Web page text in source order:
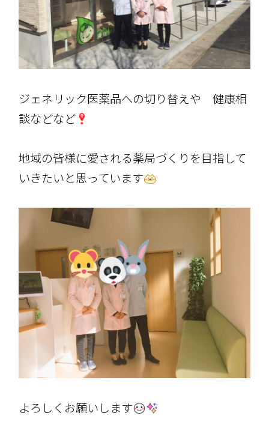
ジェネリック医薬品への切り替えや 健康相
談などなど
地域の皆様に愛される薬局づくりを目指して
いきたいと思っています
よろしくお願いします